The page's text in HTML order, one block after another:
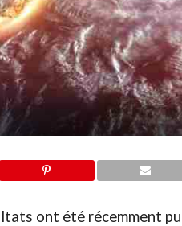
ont été récemment